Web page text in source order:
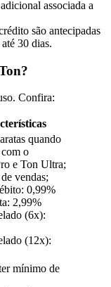
associada a
são antecipadas
30 dias.
Confira:
quando
o
e Ton Ultra;
vendas;
0,99%
2,99%
(6x):
(12x):
mínimo de